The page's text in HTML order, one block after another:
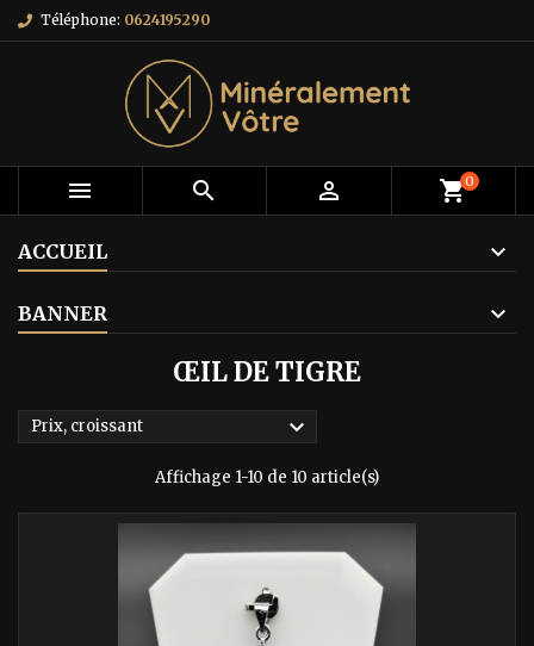
Téléphone: 0624195290
   shopping_cart0
ACCUEIL
BANNER
ŒIL DE TIGRE
Prix, croissant 
Affichage 1-10 de 10 article(s)